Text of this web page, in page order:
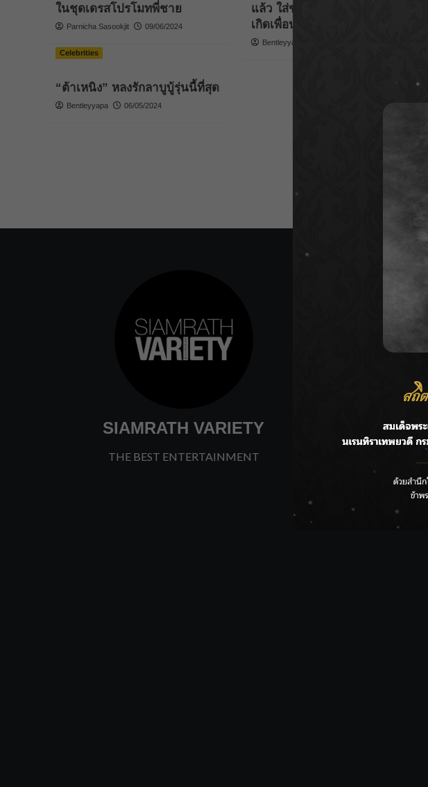
ในชุดเดรสโปรโมทพี่ชาย
Parnicha Sasookjit 09/06/2024
แล้ว ใส่ชุดนางเงือก ไปงานวัน
เกิดเพื่อน
Bentleyyapa
Celebrities
“ต้าเหนิง” หลงรักลาบูบู้รุ่นนี้ที่สุด
Bentleyyapa 06/05/2024
SIAMRATH VARIETY
THE BEST ENTERTAINMENT
กรมชลฯ รับฟังประช
ลาโลกนี้ ให้ใส่บาตร
ราชเลขานุการในพร
ทรายใต้ เสริมความมั่
ตรอง “G.O.A.T”
กรมชลฯ เกาะติดฝนทั่